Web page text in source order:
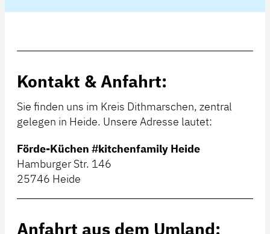
Kontakt & Anfahrt:
Sie finden uns im Kreis Dithmarschen, zentral
gelegen in Heide. Unsere Adresse lautet:
Förde-Küchen #kitchenfamily Heide
Hamburger Str. 146
25746 Heide
Anfahrt aus dem Umland: